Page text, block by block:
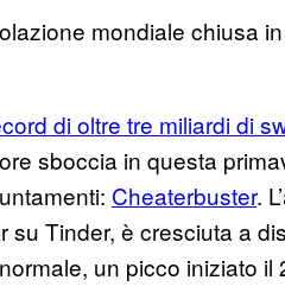
mondiale chiusa
di oltre tre miliardi di
sboccia in questa
Cheaterbuster.
su Tinder, è cresciuta a
un picco iniziato il